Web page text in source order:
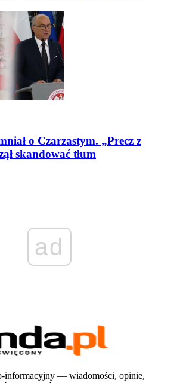
o Czarzastym. „Precz z
skandować tłum
ad
informacyjny — wiadomości, opinie,